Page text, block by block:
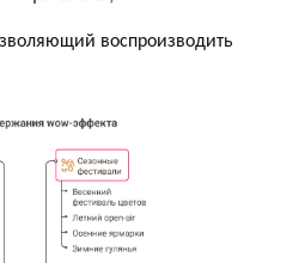
воспроизводить